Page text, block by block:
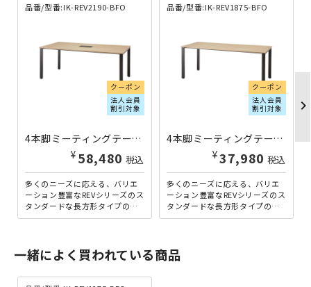
品番/型番:IK-REV2190-BFO
クーポン
法人会員
割引対象
4本脚ミーティングテーブル REVシリーズ W2100×D900×H720 ブラック×フォレスト IK-REV2190-BFO | 045243
¥ 58,480 税込
多くのニーズに応える、バリエ
ーション豊富なREVシリーズのス
タンダードな長方形タイプのW2
100×D900mmサイズです。こ
品番/型番:IK-REV1875-BFO
クーポン
法人会員
割引対象
4本脚ミーティングテーブル REVシリーズ W1800×D750×H720 ブラック×フォレスト IK-REV1875-BFO | 045227
¥37,980 税込
多くのニーズに応える、バリエ
ーション豊富なREVシリーズのス
タンダードな長方形タイプのW1
800×D750mmサイズです。ス
chevron_right
一緒によく買われている商品